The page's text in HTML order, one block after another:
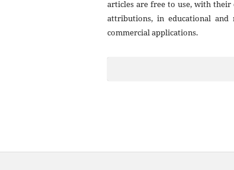
articles are free to use, with their
attributions, in educational and
commercial applications.